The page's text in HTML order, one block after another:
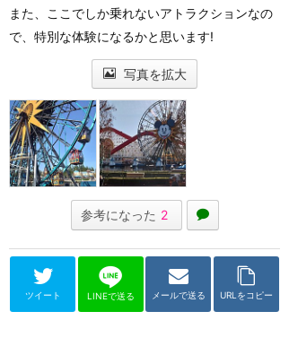
また、ここでしか乗れないアトラクションなの
で、特別な体験になるかと思います!
写真を拡大
参考になった 2
ツイート LINEで送る メールで送る URLをコピー